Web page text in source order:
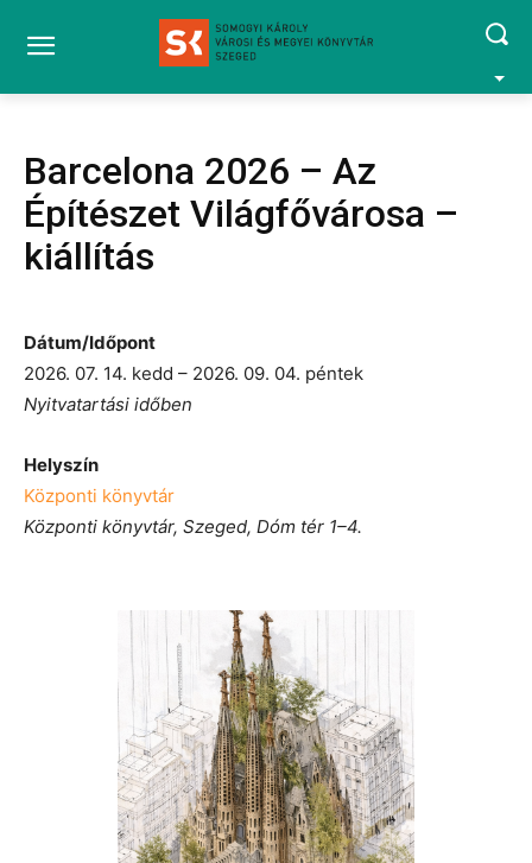
Barcelona 2026 – Az
Építészet Világfővárosa –
kiállítás
Dátum/Időpont
2026. 07. 14. kedd – 2026. 09. 04. péntek
Nyitvatartási időben
Helyszín
Központi könyvtár
Központi könyvtár, Szeged, Dóm tér 1–4.